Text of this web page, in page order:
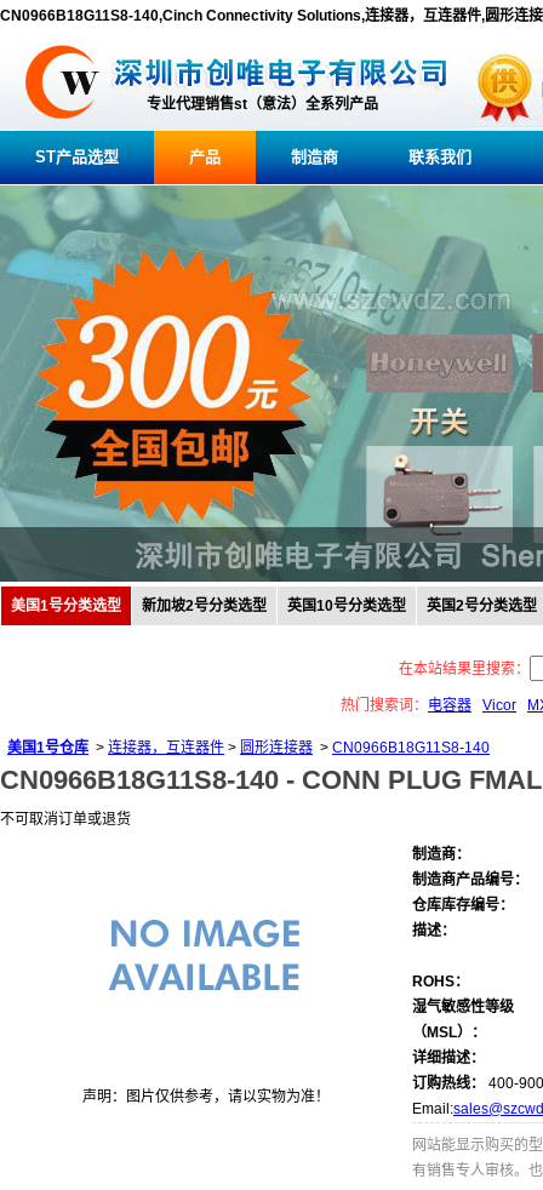
CN0966B18G11S8-140,Cinch Connectivity Solutions,连接器，互连器件,圆形连
专业代理销售st（意法）全系列产品
ST产品选型 产品 制造商 联系我们
美国1号分类选型 新加坡2号分类选型 英国10号分类选型 英国2号分类选型
在本站结果里搜索：
热门搜索词： 电容器 Vicor
美国1号仓库 > 连接器，互连器件 > 圆形连接器 > CN0966B18G11S8-140
CN0966B18G11S8-140 - CONN PLUG
不可取消订单或退货
声明：图片仅供参考，请以实物为准！
制造商：
制造商产品编号：
仓库库存编号：
描述：
ROHS：
湿气敏感性等级
（MSL）：
详细描述：
订购热线：
400-
Email:
网站能显示购买的
有销售专人审核。